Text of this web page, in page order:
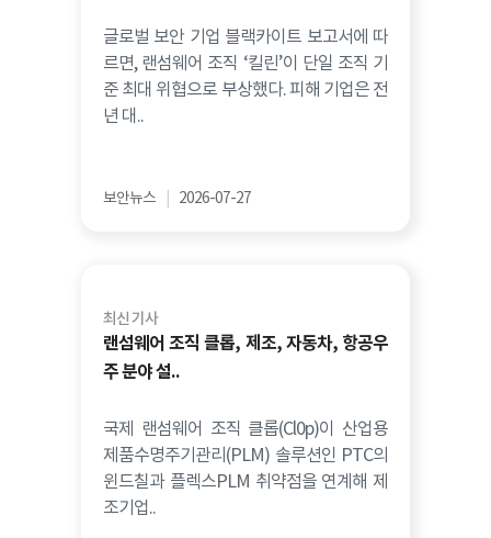
글로벌 보안 기업 블랙카이트 보고서에 따
르면, 랜섬웨어 조직 ‘킬린’이 단일 조직 기
준 최대 위협으로 부상했다. 피해 기업은 전
년 대..
보안뉴스 2026-07-27
최신 기사
랜섬웨어 조직 클롭, 제조, 자동차, 항공우
주 분야 설..
국제 랜섬웨어 조직 클롭(Cl0p)이 산업용
제품수명주기관리(PLM) 솔루션인 PTC의
윈드칠과 플렉스PLM 취약점을 연계해 제
조기업..